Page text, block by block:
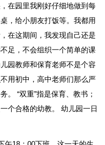
在园里我刚好仔细地做到每
，给小朋友打饭等。我都用
在这期间，我发现自己还是
足，不会组织一个简单的课
园教师和保育老师不是个容
用初中，高中老师们那么严
。 “双重”指是保育、教书；
个合格的幼教。 幼儿园一日